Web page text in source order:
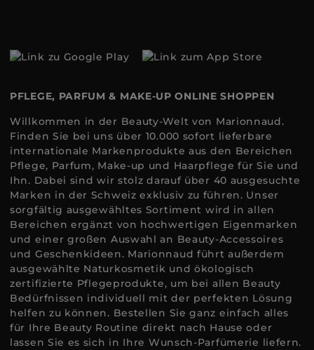
PFLEGE, PARFUM & MAKE-UP ONLINE SHOPPEN
Willkommen in der Beauty-Welt von Marionnaud.
Finden Sie bei uns über 10.000 sofort lieferbare
internationale Markenprodukte aus den Bereichen
Pflege, Parfum, Make-up und Haarpflege für Sie und
Ihn. Dabei sind wir stolz darauf über 40 ausgesuchte
Marken in der Schweiz exklusiv zu führen. Unser
sorgfältig ausgewähltes Sortiment wird in allen
Bereichen ergänzt von hochwertigen Eigenmarken
und einer großen Auswahl an Beauty-Accessoires
und Geschenkideen. Marionnaud führt außerdem
ausgewählte Naturkosmetik und ökologisch
zertifizierte Pflegeprodukte, um bei allen Beauty
Bedürfnissen individuell mit der perfekten Lösung
helfen zu können. Bestellen Sie ganz einfach alles
für Ihre Beauty Routine direkt nach Hause oder
lassen Sie es sich in Ihre Wunsch-Parfümerie liefern.